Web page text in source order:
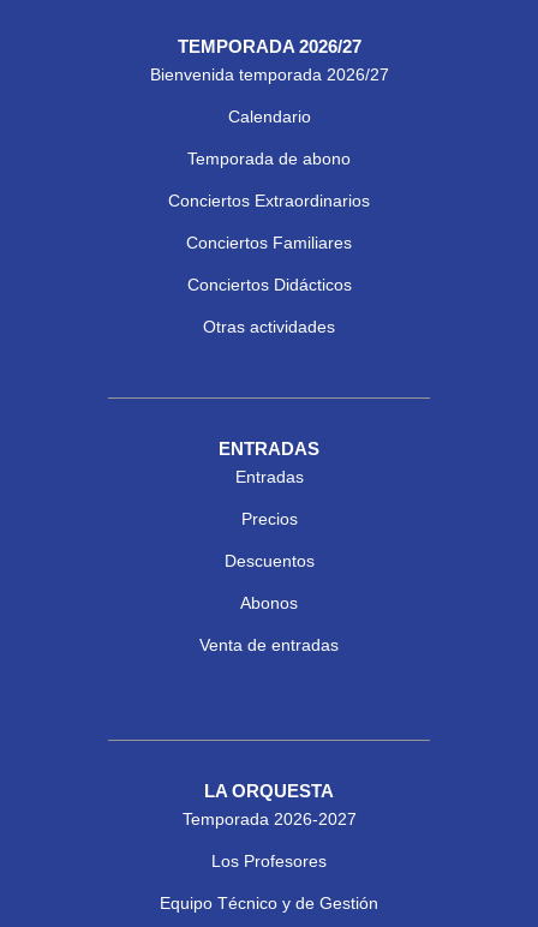
TEMPORADA 2026/27
Bienvenida temporada 2026/27
Calendario
Temporada de abono
Conciertos Extraordinarios
Conciertos Familiares
Conciertos Didácticos
Otras actividades
ENTRADAS
Entradas
Precios
Descuentos
Abonos
Venta de entradas
LA ORQUESTA
Temporada 2026-2027
Los Profesores
Equipo Técnico y de Gestión